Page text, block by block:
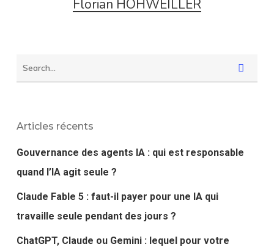
Florian HOHWEILLER
Articles récents
Gouvernance des agents IA : qui est responsable
quand l’IA agit seule ?
Claude Fable 5 : faut-il payer pour une IA qui
travaille seule pendant des jours ?
ChatGPT, Claude ou Gemini : lequel pour votre